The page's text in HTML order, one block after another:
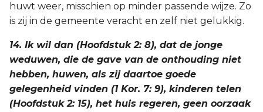
huwt weer, misschien op minder passende wijze. Zo
is zij in de gemeente veracht en zelf niet gelukkig.
14. Ik wil dan (Hoofdstuk 2: 8), dat de jonge
weduwen, die de gave van de onthouding niet
hebben, huwen, als zij daartoe goede
gelegenheid vinden (1 Kor. 7: 9), kinderen telen
(Hoofdstuk 2: 15), het huis regeren, geen oorzaak